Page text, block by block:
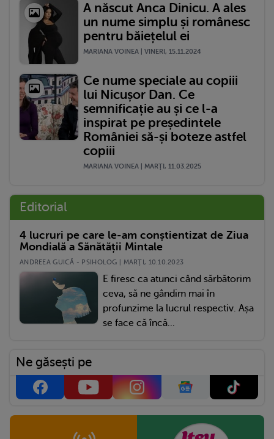
A născut Anca Dinicu. A ales
un nume simplu și românesc
pentru băiețelul ei
MARIANA VOINEA | VINERI, 15.11.2024
Ce nume speciale au copiii
lui Nicușor Dan. Ce
semnificație au și ce l-a
inspirat pe președintele
României să-și boteze astfel
copiii
MARIANA VOINEA | MARŢI, 11.03.2025
Editorial
4 lucruri pe care le-am conștientizat de Ziua
Mondială a Sănătății Mintale
ANDREEA GUICĂ - PSIHOLOG | MARŢI, 10.10.2023
E firesc ca atunci când sărbătorim
ceva, să ne gândim mai în
profunzime la lucrul respectiv. Așa
se face că încă...
Ne găsești pe